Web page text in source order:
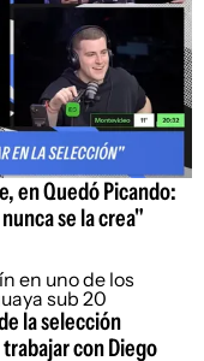
en Quedó Picando:
se la crea"
la selección
con Diego